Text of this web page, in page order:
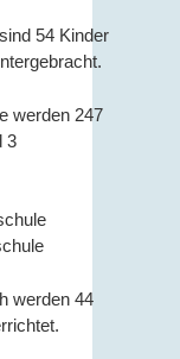
54 Kinder
werden 247
3
werden 44